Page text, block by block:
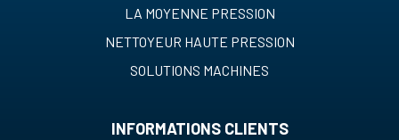
LA MOYENNE PRESSION
NETTOYEUR HAUTE PRESSION
SOLUTIONS MACHINES
INFORMATIONS CLIENTS